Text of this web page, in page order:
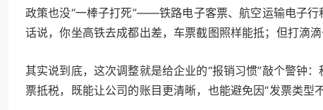
政策也没“一棒子打死”——铁路电子客票、航空运输电子
话说，你坐高铁去成都出差，车票截图照样能抵；但打滴
其实说到底，这次调整就是给企业的“报销习惯”敲个警钟
票抵税，既能让公司的账目更清晰，也能避免因“发票类型